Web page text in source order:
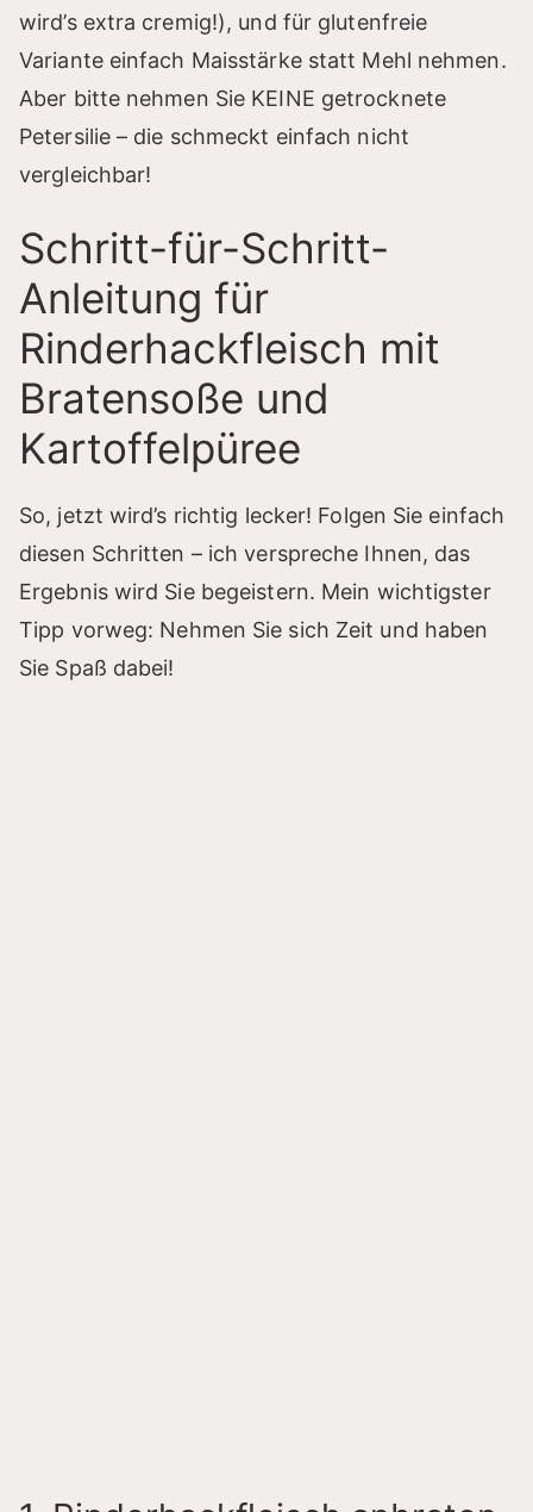
wird’s extra cremig!), und für glutenfreie
Variante einfach Maisstärke statt Mehl nehmen.
Aber bitte nehmen Sie KEINE getrocknete
Petersilie – die schmeckt einfach nicht
vergleichbar!
Schritt-für-Schritt-
Anleitung für
Rinderhackfleisch mit
Bratensoße und
Kartoffelpüree
So, jetzt wird’s richtig lecker! Folgen Sie einfach
diesen Schritten – ich verspreche Ihnen, das
Ergebnis wird Sie begeistern. Mein wichtigster
Tipp vorweg: Nehmen Sie sich Zeit und haben
Sie Spaß dabei!